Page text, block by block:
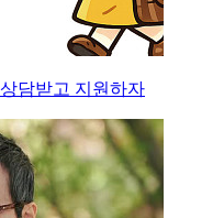
담받고 지원하자